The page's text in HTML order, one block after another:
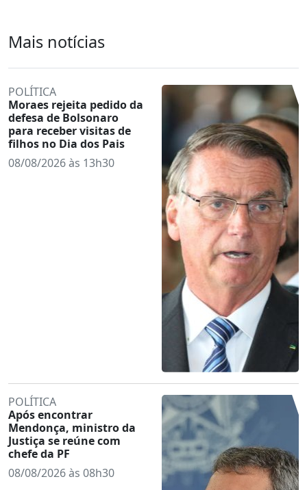
Mais notícias
POLÍTICA
Moraes rejeita pedido da
defesa de Bolsonaro
para receber visitas de
filhos no Dia dos Pais
08/08/2026 às 13h30
POLÍTICA
Após encontrar
Mendonça, ministro da
Justiça se reúne com
chefe da PF
08/08/2026 às 08h30